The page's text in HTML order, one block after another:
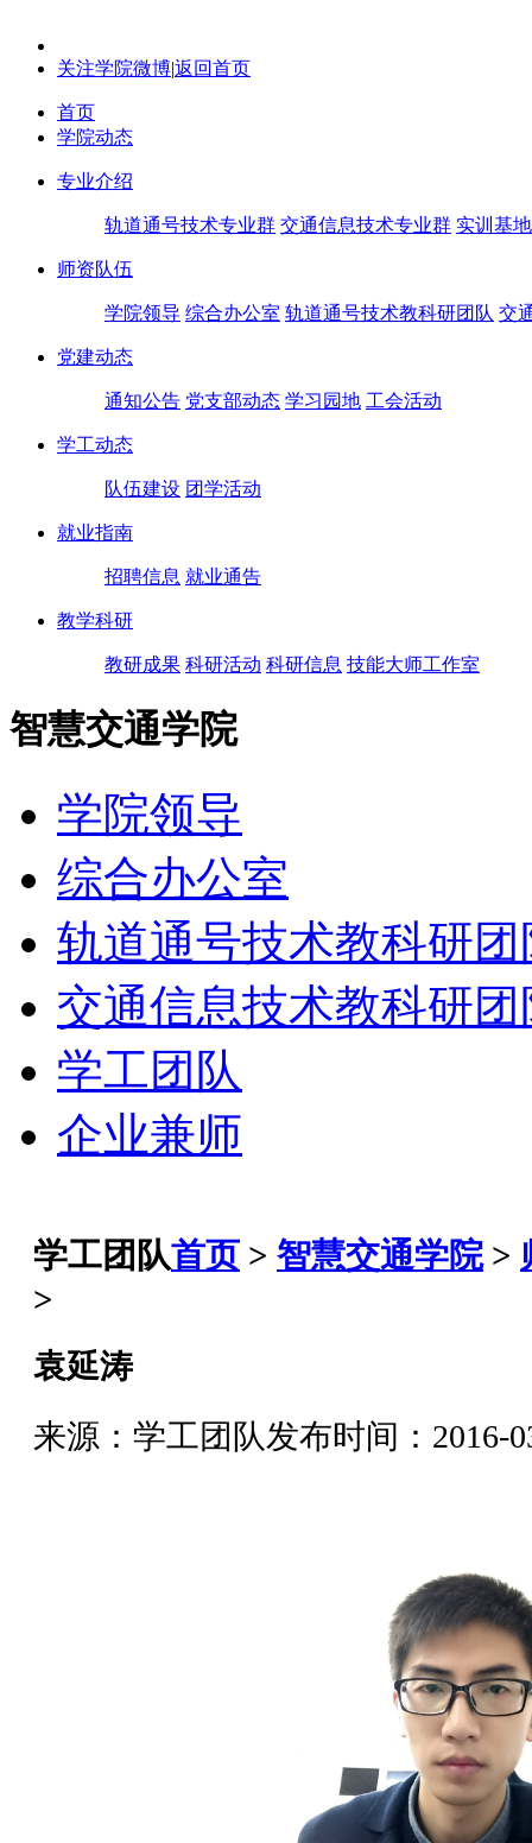
关注学院微博|返回首页
首页
学院动态
专业介绍
轨道通号技术专业群 交通信息技术专业群 实训基地
师资队伍
学院领导 综合办公室 轨道通号技术教科研团队 交
党建动态
通知公告 党支部动态 学习园地 工会活动
学工动态
队伍建设 团学活动
就业指南
招聘信息 就业通告
教学科研
教研成果 科研活动 科研信息 技能大师工作室
智慧交通学院
学院领导
综合办公室
轨道通号技术教科研团
交通信息技术教科研团
学工团队
企业兼师
学工团队首页 > 智慧交通学院>
>
袁延涛
来源：学工团队发布时间：2016-